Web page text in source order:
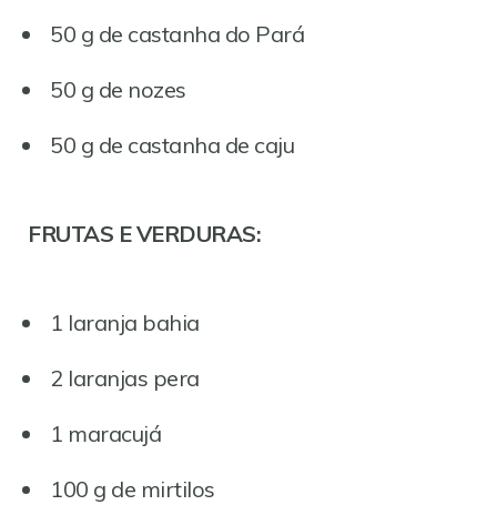
50 g de castanha do Pará
50 g de nozes
50 g de castanha de caju
FRUTAS E VERDURAS:
1 laranja bahia
2 laranjas pera
1 maracujá
100 g de mirtilos